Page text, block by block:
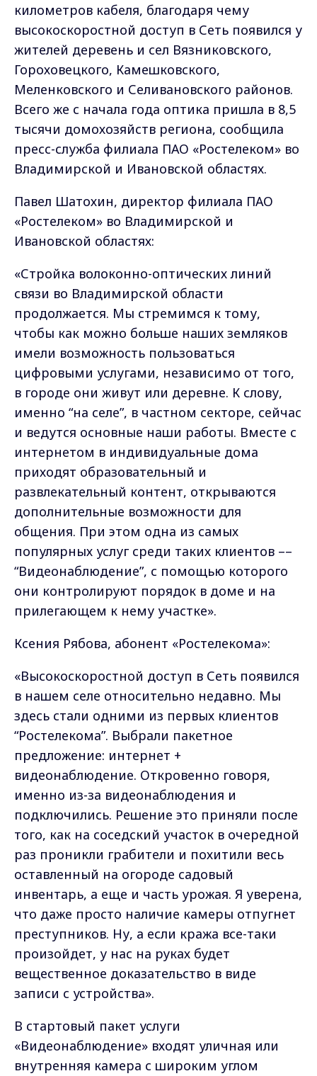
километров кабеля, благодаря чему
высокоскоростной доступ в Сеть появился у
жителей деревень и сел Вязниковского,
Гороховецкого, Камешковского,
Меленковского и Селивановского районов.
Всего же с начала года оптика пришла в 8,5
тысячи домохозяйств региона, сообщила
пресс-служба филиала ПАО «Ростелеком» во
Владимирской и Ивановской областях.
Павел Шатохин, директор филиала ПАО
«Ростелеком» во Владимирской и
Ивановской областях:
«Стройка волоконно-оптических линий
связи во Владимирской области
продолжается. Мы стремимся к тому,
чтобы как можно больше наших земляков
имели возможность пользоваться
цифровыми услугами, независимо от того,
в городе они живут или деревне. К слову,
именно “на селе”, в частном секторе, сейчас
и ведутся основные наши работы. Вместе с
интернетом в индивидуальные дома
приходят образовательный и
развлекательный контент, открываются
дополнительные возможности для
общения. При этом одна из самых
популярных услуг среди таких клиентов ––
“Видеонаблюдение”, с помощью которого
они контролируют порядок в доме и на
прилегающем к нему участке».
Ксения Рябова, абонент «Ростелекома»:
«Высокоскоростной доступ в Сеть появился
в нашем селе относительно недавно. Мы
здесь стали одними из первых клиентов
“Ростелекома”. Выбрали пакетное
предложение: интернет +
видеонаблюдение. Откровенно говоря,
именно из-за видеонаблюдения и
подключились. Решение это приняли после
того, как на соседский участок в очередной
раз проникли грабители и похитили весь
оставленный на огороде садовый
инвентарь, а еще и часть урожая. Я уверена,
что даже просто наличие камеры отпугнет
преступников. Ну, а если кража все-таки
произойдет, у нас на руках будет
вещественное доказательство в виде
записи с устройства».
В стартовый пакет услуги
«Видеонаблюдение» входят уличная или
внутренняя камера с широким углом